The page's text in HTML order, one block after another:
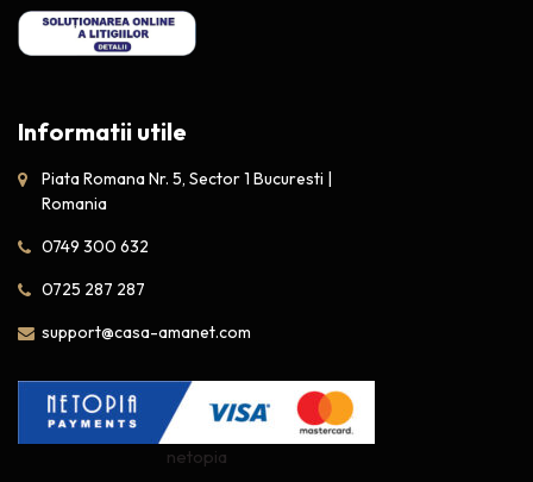
Informatii utile
Piata Romana Nr. 5, Sector 1 Bucuresti |
Romania
0749 300 632
0725 287 287
support@casa-amanet.com
netopia